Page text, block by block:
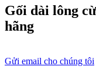
Gối dài lông
hãng
Gửi email cho chúng tôi